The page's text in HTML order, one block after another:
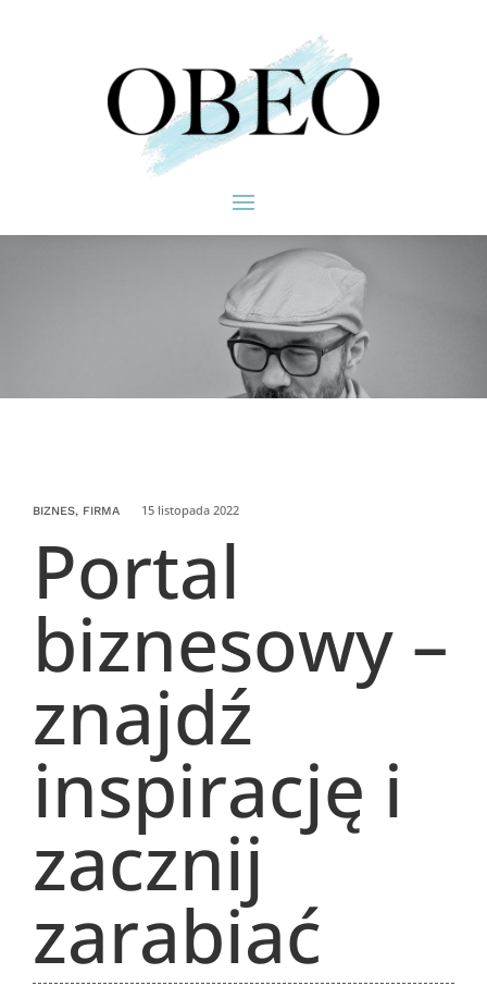
BIZNES, FIRMA 15 listopada 2022
Portal
biznesowy –
znajdź
inspirację i
zacznij
zarabiać